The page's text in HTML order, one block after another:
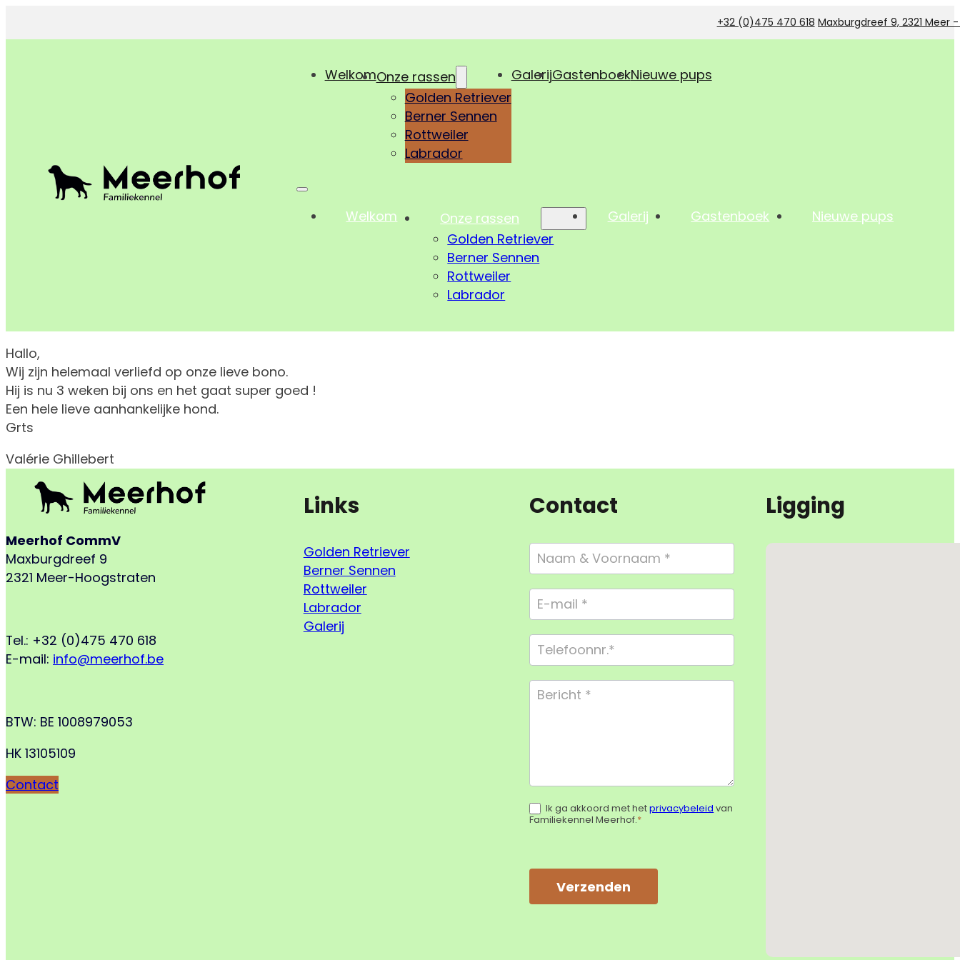
+32 (0)475 470 618 Maxburgdreef 9, 2321 Meer
WelkomOnze rassen
Golden Retriever
Berner Sennen
Rottweiler
Labrador
GalerijGastenboekNieuwe pups
Welkom
Onze rassen
Golden Retriever
Berner Sennen
Rottweiler
Labrador
Galerij Gastenboek Nieuwe pups
Hallo,
Wij zijn helemaal verliefd op onze lieve bono.
Hij is nu 3 weken bij ons en het gaat super goed !
Een hele lieve aanhankelijke hond.
Grts
Valérie Ghillebert
Meerhof CommV
Maxburgdreef 9
2321 Meer-Hoogstraten
Tel.: +32 (0)475 470 618
E-mail: info@meerhof.be
BTW: BE 1008979053
HK 13105109
Contact
Links
Golden Retriever
Berner Sennen
Rottweiler
Labrador
Galerij
Contact
Footer
Form
Compact
Ik ga akkoord met hetprivacybeleid van
Familiekennel Meerhof.*
Verzenden
Ligging
Geen locaties gevonden